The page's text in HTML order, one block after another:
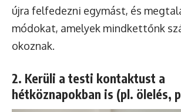
újra felfedezni egymást, és
módokat, amelyek mindkettőnk
okoznak.
2. Kerüli a testi kontaktust a
hétköznapokban is (pl. ölelés,